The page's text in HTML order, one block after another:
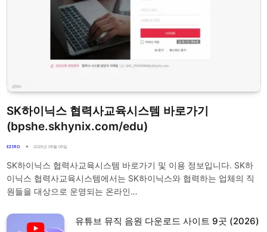
SK하이닉스 협력사교육시스템 바로가기
(bpshe.skhynix.com/edu)
EZIRO 2026년 08월 06일
SK하이닉스 협력사교육시스템 바로가기 및 이용 정보입니다. SK하
이닉스 협력사교육시스템에서는 SK하이닉스와 협력하는 업체의 직
원들을 대상으로 운영되는 온라인…
유튜브 뮤직 음원 다운로드 사이트 9곳 (2026)